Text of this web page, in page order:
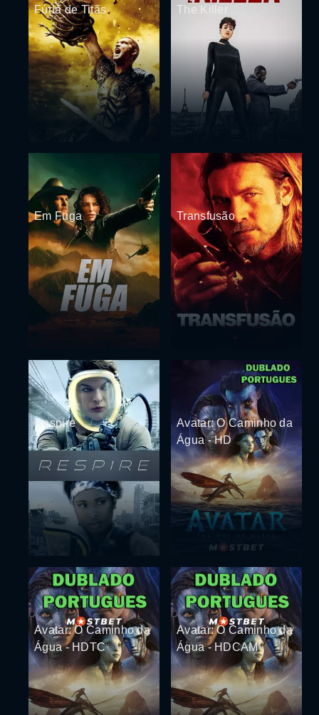
Fúria de Titãs The Killer
Em Fuga Transfusão
Respire
Avatar: O Caminho da
Água - HD
Avatar: O Caminho da
Água - HDTC
Avatar: O Caminho da
Água - HDCAM